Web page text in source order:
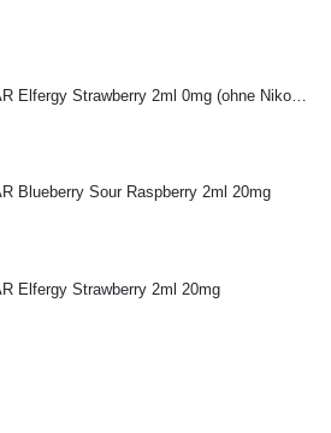
Blueberry Sour Raspberry 2ml 20mg
Elfergy Strawberry 2ml 20mg